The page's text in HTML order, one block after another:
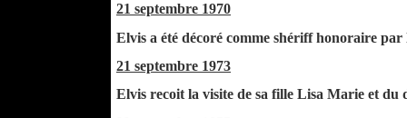
21 septembre 1970
Elvis a été décoré comme shériff honoraire
21 septembre 1973
Elvis recoit la visite de sa fille Lisa Marie et